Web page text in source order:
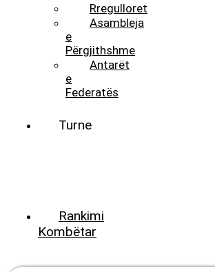
Rregulloret
Asambleja
e
Përgjithshme
Antarët
e
Federatës
Turne
Rankimi
Kombëtar